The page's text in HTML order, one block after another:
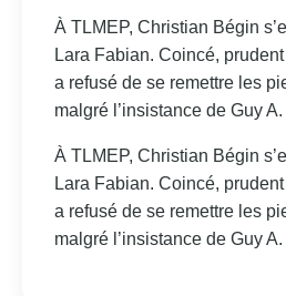
À TLMEP, Christian Bégin
Lara Fabian. Coincé,
a refusé de se remettre les
malgré l’insistance de Guy
À TLMEP, Christian Bégin
Lara Fabian. Coincé,
a refusé de se remettre les
malgré l’insistance de Guy